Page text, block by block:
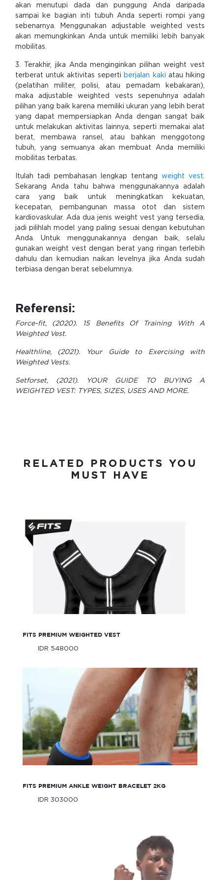
akan menutupi dada dan punggung Anda daripada
sampai ke bagian inti tubuh Anda seperti rompi yang
sebenarnya. Menggunakan adjustable weighted vests
akan memungkinkan Anda untuk memiliki lebih banyak
mobilitas.
3. Terakhir, jika Anda menginginkan pilihan weight vest
terberat untuk aktivitas seperti berjalan kaki atau hiking
(pelatihan militer, polisi, atau pemadam kebakaran),
maka adjustable weighted vests sepenuhnya adalah
pilihan yang baik karena memiliki ukuran yang lebih berat
yang dapat mempersiapkan Anda dengan sangat baik
untuk melakukan aktivitas lainnya, seperti memakai alat
berat, membawa ransel, atau bahkan menggotong
tubuh, yang semuanya akan membuat Anda memiliki
mobilitas terbatas.
Itulah tadi pembahasan lengkap tentangweight vest.
Sekarang Anda tahu bahwa menggunakannya adalah
cara yang baik untuk meningkatkan kekuatan,
kecepatan, pembangunan massa otot dan sistem
kardiovaskular. Ada dua jenis weight vest yang tersedia,
jadi pilihlah model yang paling sesuai dengan kebutuhan
Anda. Untuk menggunakannya dengan baik, selalu
gunakan weight vest dengan berat yang ringan terlebih
dahulu dan kemudian naikan levelnya jika Anda sudah
terbiasa dengan berat sebelumnya.
Referensi:
Force-fit, (2020). 15 Benefits Of Training With A
Weighted Vest.
Healthline, (2021). Your Guide to Exercising with
Weighted Vests.
Setforset, (2021). YOUR GUIDE TO BUYING A
WEIGHTED VEST: TYPES, SIZES, USES AND MORE.
RELATED PRODUCTS YOU
MUST HAVE
FITS PREMIUM WEIGHTED VEST
IDR 548000
FITS Premium Weighted Vest
IDR 548000
FITS PREMIUM ANKLE WEIGHT BRACELET 2KG
IDR 303000
FITS Premium Ankle Weight Bracelet 2KG
IDR 303000